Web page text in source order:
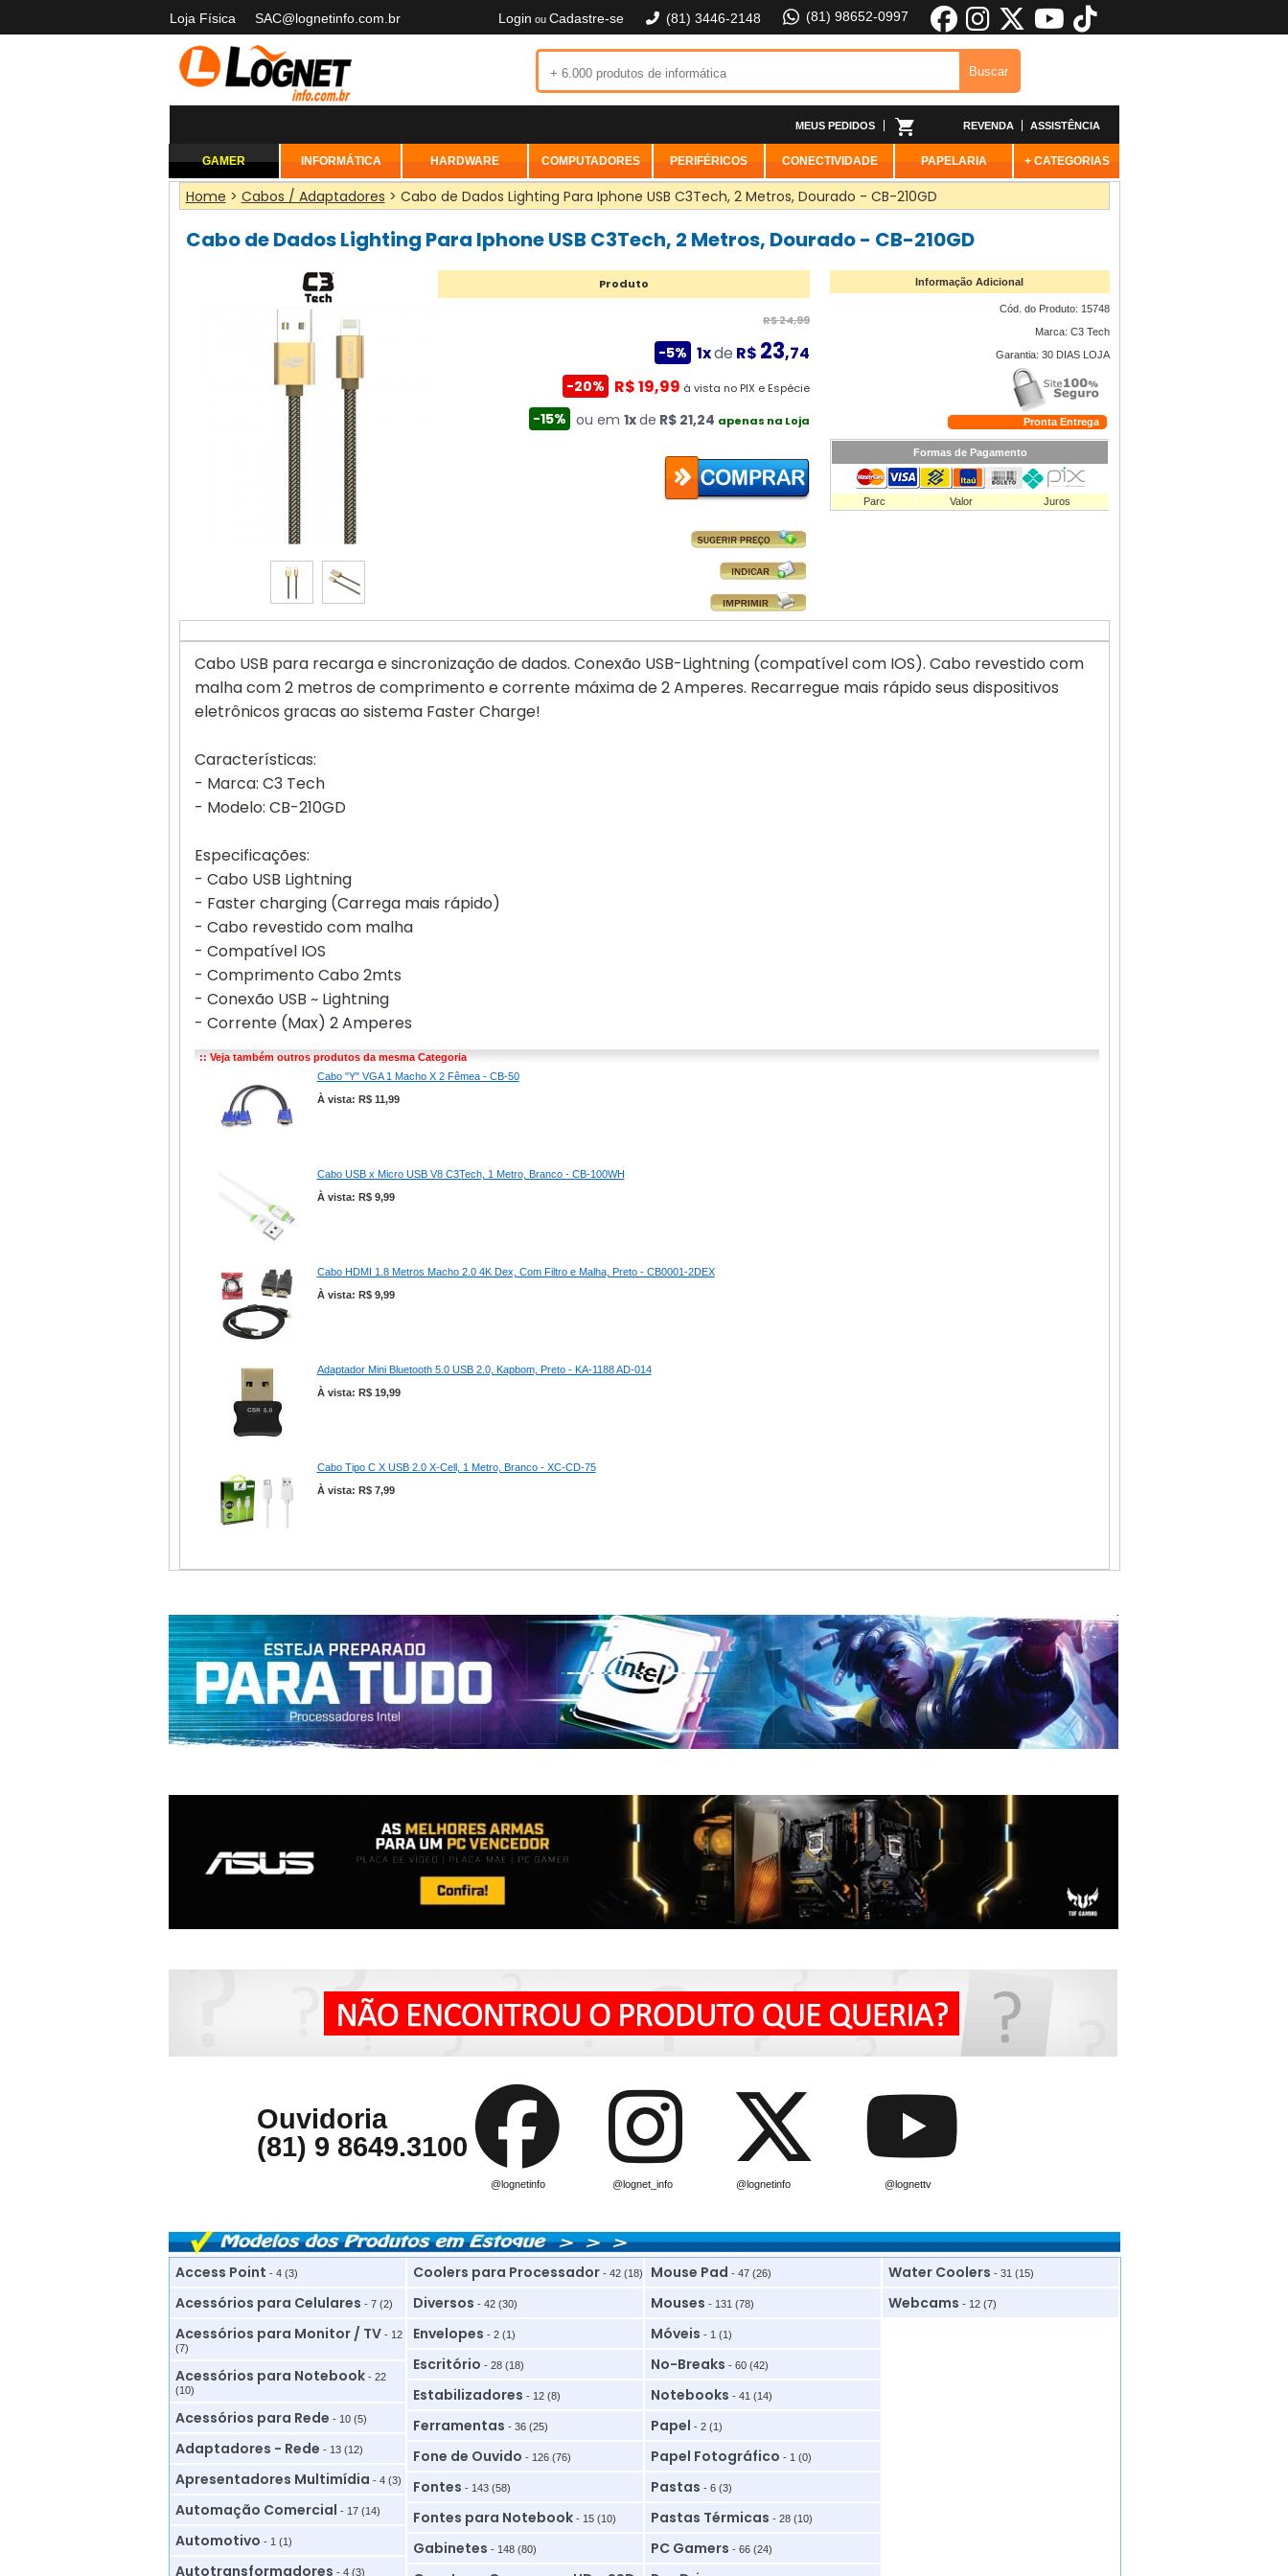
Loja Física SAC@lognetinfo.com.br (81) 98652-0997
(81) 3446-2148
Login ou Cadastre-se
MEUS PEDIDOS REVENDA ASSISTÊNCIA
GAMER INFORMÁTICA HARDWARE COMPUTADORES PERIFÉRICOS CONECTIVIDADE PAPELARIA + CATEGORIAS
Home > Cabos / Adaptadores > Cabo de Dados Lighting Para Iphone USB C3Tech, 2 Metros, Dourado - CB-210GD
Cabo de Dados Lighting Para Iphone USB C3Tech, 2 Metros, Dourado - CB-210GD
Produto
R$ 24,99
-5% 1xde R$ 23,74
-20% R$ 19,99 à vista no PIX e Espécie
-15% ou em 1xde R$ 21,24 apenas na Loja
Informação Adicional
Cód. do Produto: 15748
Marca: C3 Tech
Garantia: 30 DIAS LOJA
Pronta Entrega
Formas de Pagamento
Parc Valor Juros
Cabo USB para recarga e sincronização de dados. Conexão USB-Lightning (compatível com IOS). Cabo revestido com
malha com 2 metros de comprimento e corrente máxima de 2 Amperes. Recarregue mais rápido seus dispositivos
eletrônicos gracas ao sistema Faster Charge!
Características:
- Marca: C3 Tech
- Modelo: CB-210GD
Especificações:
- Cabo USB Lightning
- Faster charging (Carrega mais rápido)
- Cabo revestido com malha
- Compatível IOS
- Comprimento Cabo 2mts
- Conexão USB ~ Lightning
- Corrente (Max) 2 Amperes
:: Veja também outros produtos da mesma Categoria
Cabo "Y" VGA 1 Macho X 2 Fêmea - CB-50
À vista: R$ 11,99
Cabo USB x Micro USB V8 C3Tech, 1 Metro, Branco - CB-100WH
À vista: R$ 9,99
Cabo HDMI 1.8 Metros Macho 2.0 4K Dex, Com Filtro e Malha, Preto - CB0001-2DEX
À vista: R$ 9,99
Adaptador Mini Bluetooth 5.0 USB 2.0, Kapbom, Preto - KA-1188 AD-014
À vista: R$ 19,99
Cabo Tipo C X USB 2.0 X-Cell, 1 Metro, Branco - XC-CD-75
À vista: R$ 7,99
Ouvidoria
(81) 9 8649.3100
@lognetinfo @lognet_info @lognetinfo @lognettv
Access Point - 4 (3)
Acessórios para Celulares - 7 (2)
Acessórios para Monitor / TV- 12
(7)
Acessórios para Notebook- 22
(10)
Acessórios para Rede - 10 (5)
Adaptadores - Rede - 13 (12)
Apresentadores Multimídia - 4 (3)
Automação Comercial - 17 (14)
Automotivo - 1 (1)
Autotransformadores - 4 (3)
Coolers para Processador- 42 (18)
Diversos - 42 (30)
Envelopes - 2 (1)
Escritório - 28 (18)
Estabilizadores - 12 (8)
Ferramentas - 36 (25)
Fone de Ouvido - 126 (76)
Fontes - 143 (58)
Fontes para Notebook- 15 (10)
Gabinetes - 148 (80)
Mouse Pad - 47 (26)
Mouses - 131 (78)
Móveis - 1 (1)
No-Breaks - 60 (42)
Notebooks - 41 (14)
Papel - 2 (1)
Papel Fotográfico - 1 (0)
Pastas - 6 (3)
Pastas Térmicas - 28 (10)
PC Gamers - 66 (24)
Water Coolers - 31 (15)
Webcams - 12 (7)